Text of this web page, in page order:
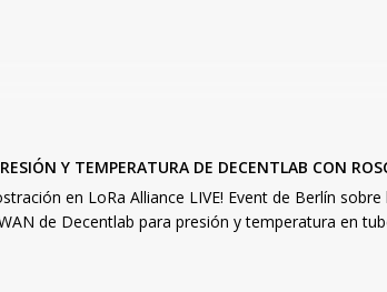
Y TEMPERATURA DE DECENTLAB CON
en LoRa Alliance LIVE! Event de Berlín
de Decentlab para presión y temperatura en